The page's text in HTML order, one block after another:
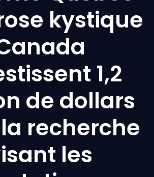
kystique
1,2
de dollars
recherche
les